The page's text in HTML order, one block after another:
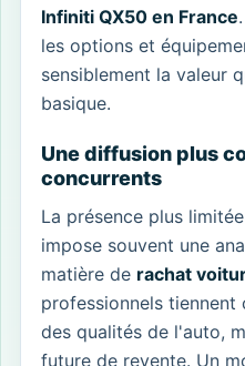
Infiniti QX50 en France
les options et
sensiblement la valeur
basique.
Une diffusion plus
concurrents
La présence plus
impose souvent une
matière de rachat
professionnels tiennent
des qualités de l'auto,
future de revente. Un